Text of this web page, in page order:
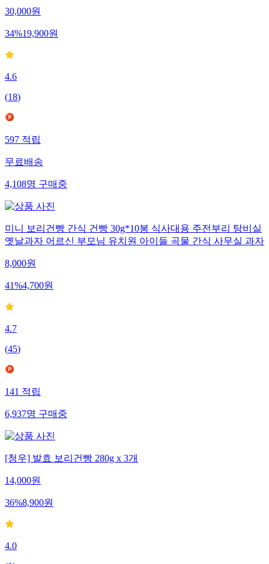
30,000원
34%19,900원
4.6
(18)
597적립
무료배송
4,108명구매중
미니 보리건빵 간식 건빵 30g*10봉 식사대용 주전부리 탕비실
옛날과자 어르신 부모님 유치원 아이들 곡물 간식 사무실 과자
8,000원
41%4,700원
4.7
(45)
141적립
6,937명구매중
[청우] 발효 보리건빵 280g x 3개
14,000원
36%8,900원
4.0